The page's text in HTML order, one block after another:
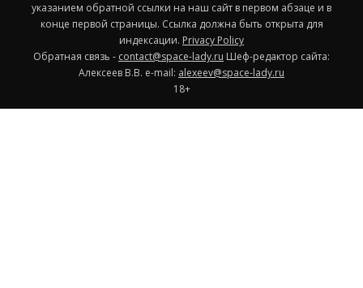
указанием обратной ссылки на наш сайт в первом абзаце и в
конце первой страницы. Ссылка должна быть открыта для
индексации. Privacy Policy
Обратная связь - contact@space-lady.ru Шеф-редактор сайта:
Алексеев В.В. e-mail: alexeev@space-lady.ru
18+